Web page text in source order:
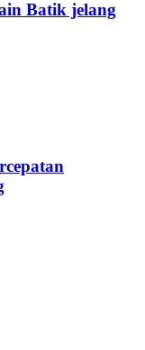
Batik jelang